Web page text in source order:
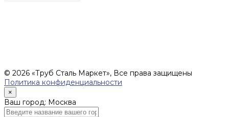
© 2026 «Труб Сталь Маркет», Все права защищены
Политика конфиденциальности
×
Ваш город: Москва